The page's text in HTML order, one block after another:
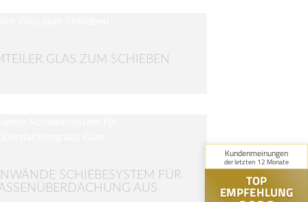
GLAS ZUM SCHIEBEN
SCHIEBESYSTEM FÜR
AUS